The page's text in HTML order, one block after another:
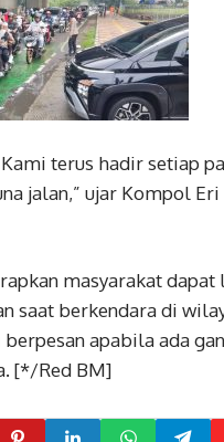
terus hadir setiap
jalan,” ujar Kompol
masyarakat
saat berkendara di
apabila ada
[*/Red BM]